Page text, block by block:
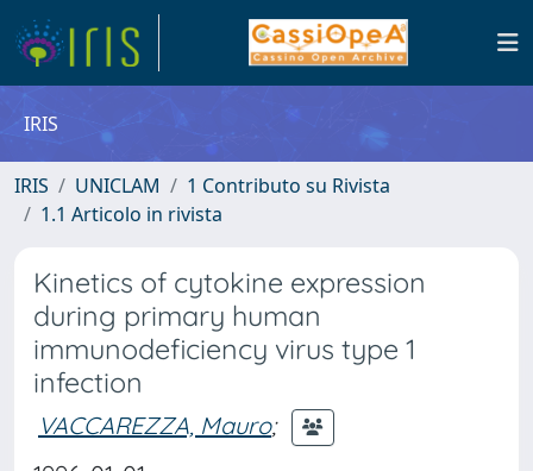
IRIS
IRIS UNICLAM
1 Contributo su Rivista
1.1 Articolo in rivista
Kinetics of cytokine expression
during primary human
immunodeficiency virus type 1
infection
VACCAREZZA, Mauro;